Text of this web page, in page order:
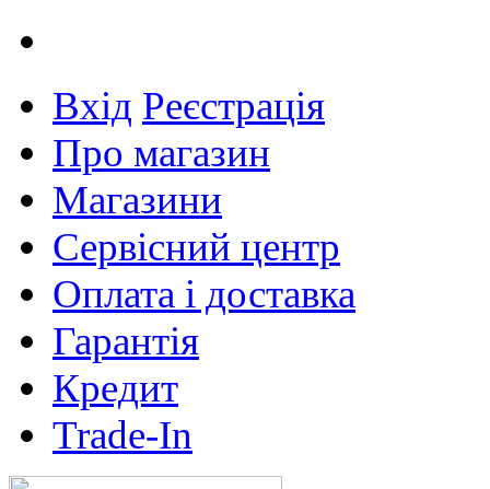
Вхід Реєстрація
Про магазин
Магазини
Сервісний центр
Оплата і доставка
Гарантія
Кредит
Trade-In